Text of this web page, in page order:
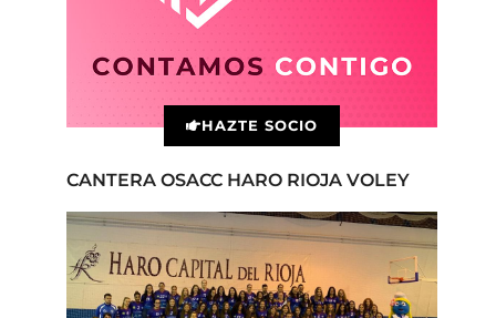
HAZTE SOCIO
CANTERA OSACC HARO RIOJA VOLEY